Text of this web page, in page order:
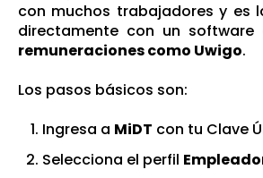
con muchos trabajadores y es
directamente con un software
remuneraciones como Uwigo.
Los pasos básicos son:
Ingresa a MiDT con tu Clave
Selecciona el perfil